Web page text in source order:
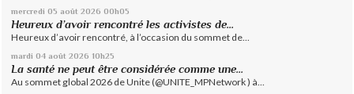
mercredi 05 août 2026 00h05
Heureux d’avoir rencontré les activistes de...
Heureux d’avoir rencontré, à l’occasion du sommet de...
mardi 04 août 2026 10h25
La santé ne peut être considérée comme une...
Au sommet global 2026 de Unite (@UNITE_MPNetwork ) à...